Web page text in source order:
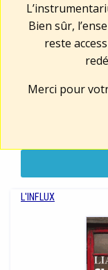
Bien sûr,
reste
Merci pour
L'INFLUX